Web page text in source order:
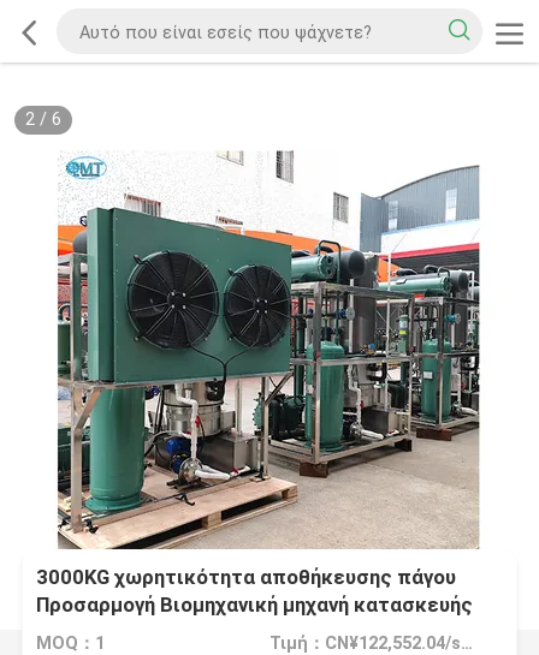
2/ 6
3000KG χωρητικότητα αποθήκευσης πάγου
Προσαρμογή Βιομηχανική μηχανή κατασκευής
πάγου για ψύξη
MOQ：1 Τιμή：CN¥122,552.04/sets 1-2 sets